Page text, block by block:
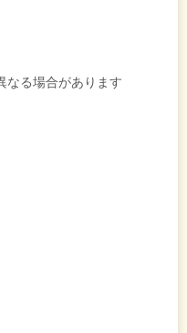
なる場合があります